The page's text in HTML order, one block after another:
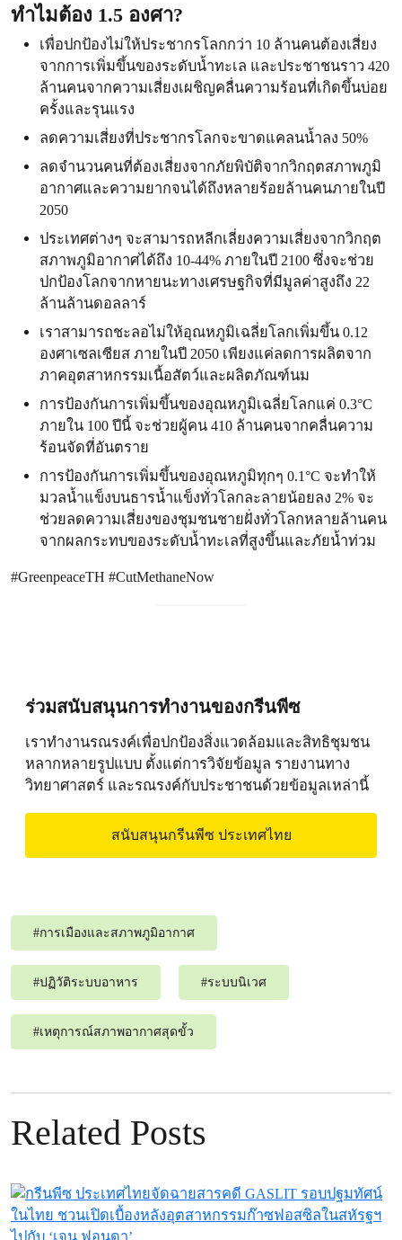
ทำไมต้อง 1.5 องศา?
เพื่อปกป้องไม่ให้ประชากรโลกกว่า 10 ล้านคนต้องเสี่ยง
จากการเพิ่มขึ้นของระดับน้ำทะเล และประชาชนราว 420
ล้านคนจากความเสี่ยงเผชิญคลื่นความร้อนที่เกิดขึ้นบ่อย
ครั้งและรุนแรง
ลดความเสี่ยงที่ประชากรโลกจะขาดแคลนน้ำลง 50%
ลดจำนวนคนที่ต้องเสี่ยงจากภัยพิบัติจากวิกฤตสภาพภูมิ
อากาศและความยากจนได้ถึงหลายร้อยล้านคนภายในปี
2050
ประเทศต่างๆ จะสามารถหลีกเลี่ยงความเสี่ยงจากวิกฤต
สภาพภูมิอากาศได้ถึง 10-44% ภายในปี 2100 ซึ่งจะช่วย
ปกป้องโลกจากหายนะทางเศรษฐกิจที่มีมูลค่าสูงถึง 22
ล้านล้านดอลลาร์
เราสามารถชะลอไม่ให้อุณหภูมิเฉลี่ยโลกเพิ่มขึ้น 0.12
องศาเซลเซียส ภายในปี 2050 เพียงแค่ลดการผลิตจาก
ภาคอุตสาหกรรมเนื้อสัตว์และผลิตภัณฑ์นม
การป้องกันการเพิ่มขึ้นของอุณหภูมิเฉลี่ยโลกแค่ 0.3°C
ภายใน 100 ปีนี้ จะช่วยผู้คน 410 ล้านคนจากคลื่นความ
ร้อนจัดที่อันตราย
การป้องกันการเพิ่มขึ้นของอุณหภูมิทุกๆ 0.1°C จะทำให้
มวลน้ำแข็งบนธารน้ำแข็งทั่วโลกละลายน้อยลง 2% จะ
ช่วยลดความเสี่ยงของชุมชนชายฝั่งทั่วโลกหลายล้านคน
จากผลกระทบของระดับน้ำทะเลที่สูงขึ้นและภัยน้ำท่วม
#GreenpeaceTH #CutMethaneNow
ร่วมสนับสนุนการทำงานของกรีนพีซ
เราทำงานรณรงค์เพื่อปกป้องสิ่งแวดล้อมและสิทธิชุมชน
หลากหลายรูปแบบ ตั้งแต่การวิจัยข้อมูล รายงานทาง
วิทยาศาสตร์ และรณรงค์กับประชาชนด้วยข้อมูลเหล่านี้
สนับสนุนกรีนพีซ ประเทศไทย
#การเมืองและสภาพภูมิอากาศ
#ปฏิวัติระบบอาหาร #ระบบนิเวศ
#เหตุการณ์สภาพอากาศสุดขั้ว
Related Posts